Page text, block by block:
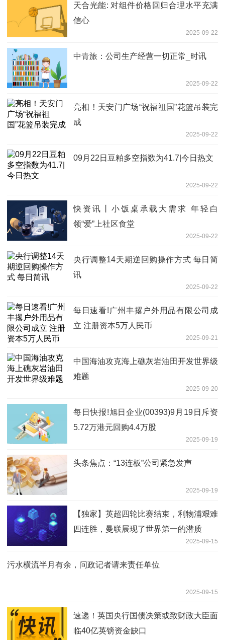
天合光能: 对组件价格回归合理水平充满
信心
2025-09-22
中青旅：公司生产经营一切正常_时讯
2025-09-22
亮相！天安门广场“祝福祖国”花篮吊装完
成
2025-09-22
09月22日豆粕多空指数为41.7|今日热文
2025-09-22
快资讯丨小饭桌承载大需求 年轻白
领“爱”上社区食堂
2025-09-22
央行调整14天期逆回购操作方式 每日简
讯
2025-09-22
每日速看!广州丰撂户外用品有限公司成
立 注册资本5万人民币
2025-09-21
中国海油攻克海上礁灰岩油田开发世界级
难题
2025-09-20
每日快报!旭日企业(00393)9月19日斥资
5.72万港元回购4.4万股
2025-09-19
头条焦点：“13连板”公司紧急发声
2025-09-19
【独家】英超四轮比赛结束，利物浦艰难
四连胜，曼联展现了世界第一的潜质
2025-09-15
污水横流半月有余，问政记者请来责任单位
2025-09-15
速递！英国央行国债决策或致财政大臣面
临40亿英镑资金缺口